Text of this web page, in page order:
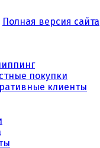
Полная версия сайта
покупки
клиенты